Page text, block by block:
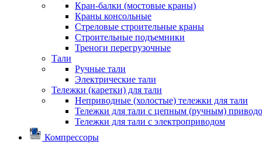
Кран-балки (мостовые краны)
Краны консольные
Стреловые строительные краны
Строительные подъемники
Треноги перегрузочные
Тали
Ручные тали
Электрические тали
Тележки (каретки) для тали
Неприводные (холостые) тележки для тали
Тележки для тали с цепным (ручным)
Тележки для тали с электроприводом
Компрессоры